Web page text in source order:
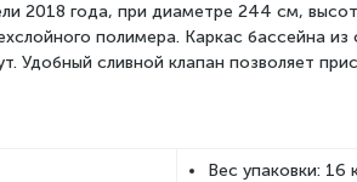
2018 года, при диаметре 244 см,
полимера. Каркас бассейна
Удобный сливной клапан позволяет
Вес упаковки: 16